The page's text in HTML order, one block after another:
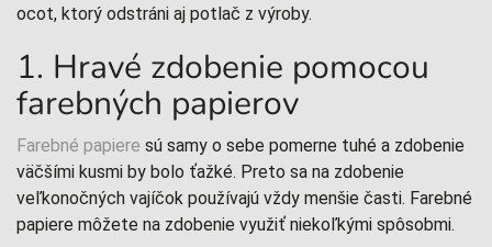
ocot, ktorý odstráni aj potlač z výroby.
1. Hravé zdobenie pomocou
farebných papierov
Farebné papiere sú samy o sebe pomerne tuhé a zdobenie
väčšími kusmi by bolo ťažké. Preto sa na zdobenie
veľkonočných vajíčok používajú vždy menšie časti. Farebné
papiere môžete na zdobenie využiť niekoľkými spôsobmi.